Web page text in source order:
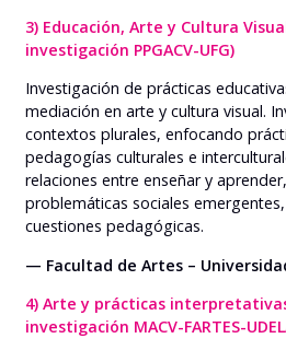
3) Educación, Arte y Cultura
investigación PPGACV-UFG)
Investigación de prácticas
mediación en arte y cultura visual.
contextos plurales, enfocando
pedagogías culturales e
relaciones entre enseñar y
problemáticas sociales
cuestiones pedagógicas.
— Facultad de Artes –
4) Arte y prácticas
investigación MACV-FARTES-